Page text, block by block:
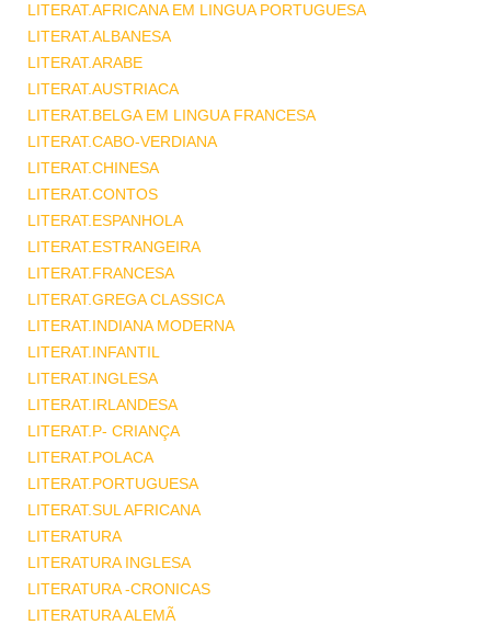
LITERAT.AFRICANA EM LINGUA PORTUGUESA
LITERAT.ALBANESA
LITERAT.ARABE
LITERAT.AUSTRIACA
LITERAT.BELGA EM LINGUA FRANCESA
LITERAT.CABO-VERDIANA
LITERAT.CHINESA
LITERAT.CONTOS
LITERAT.ESPANHOLA
LITERAT.ESTRANGEIRA
LITERAT.FRANCESA
LITERAT.GREGA CLASSICA
LITERAT.INDIANA MODERNA
LITERAT.INFANTIL
LITERAT.INGLESA
LITERAT.IRLANDESA
LITERAT.P- CRIANÇA
LITERAT.POLACA
LITERAT.PORTUGUESA
LITERAT.SUL AFRICANA
LITERATURA
LITERATURA INGLESA
LITERATURA -CRONICAS
LITERATURA ALEMÃ